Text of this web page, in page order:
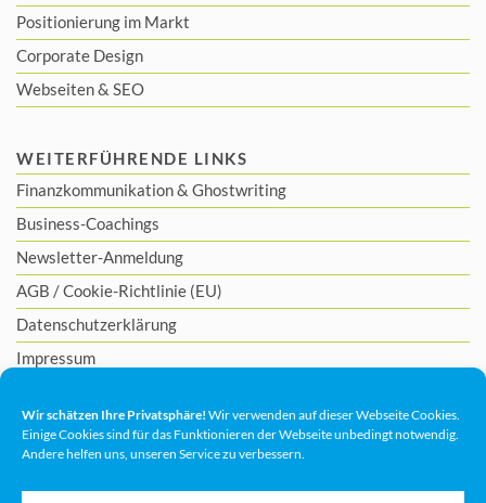
Wir schätzen Ihre Privatsphäre! Wir verwenden auf dieser Webseite Cookies.
Einige Cookies sind für das Funktionieren der Webseite unbedingt notwendig.
Andere helfen uns, unseren Service zu verbessern.
Positionierung im Markt
Corporate Design
Webseiten & SEO
WEITERFÜHRENDE LINKS
Finanzkommunikation& Ghostwriting
Business-Coachings
Newsletter-Anmeldung
AGB /Cookie-Richtlinie (EU)
Datenschutzerklärung
Impressum